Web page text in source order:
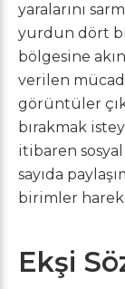
yaralarını
yurdun dört
bölgesine
verilen
görüntüler
bırakmak
itibaren
sayıda
birimler
Ekşi